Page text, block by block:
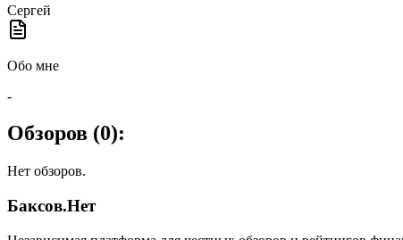
Сергей
Обо мне
-
Обзоров (0):
Нет обзоров.
Баксов.Нет